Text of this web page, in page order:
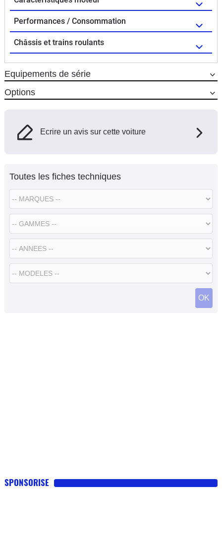
Performances / Consommation
Châssis et trains roulants
Equipements de série
Options
Ecrire un avis sur cette voiture
Toutes les fiches techniques
SPONSORISE